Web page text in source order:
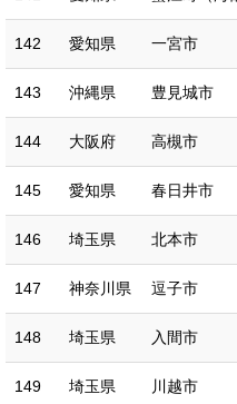
142 愛知県 一宮市
143 沖縄県 豊見城市
144 大阪府 高槻市
145 愛知県 春日井市
146 埼玉県 北本市
147 神奈川県 逗子市
148 埼玉県 入間市
149 埼玉県 川越市